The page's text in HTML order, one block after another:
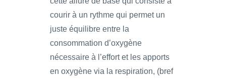
courir à un rythme qui permet un
juste équilibre entre la
consommation d’oxygène
nécessaire à l’effort et les apports
en oxygène via la respiration, (bref